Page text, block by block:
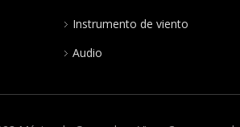
Instrumento de viento
Audio